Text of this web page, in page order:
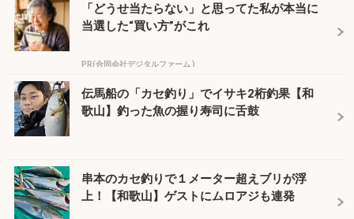
「どうせ当たらない」と思ってた私が本当に
当選した“買い方”がこれ
PR(合同会社デジタルファーム )
伝馬船の「カセ釣り」でイサキ2桁釣果【和
歌山】釣った魚の握り寿司に舌鼓
串本のカセ釣りで１メーター超えブリが浮
上！【和歌山】ゲストにムロアジも連発